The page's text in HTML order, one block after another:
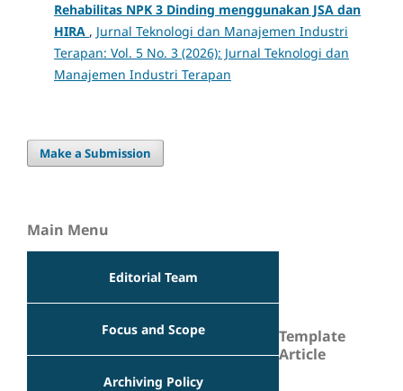
Rehabilitas NPK 3 Dinding menggunakan JSA dan
HIRA , Jurnal Teknologi dan Manajemen Industri
Terapan: Vol. 5 No. 3 (2026): Jurnal Teknologi dan
Manajemen Industri Terapan
Make a Submission
Main Menu
Editorial Team
Focus and Scope
Archiving Policy
Template
Article